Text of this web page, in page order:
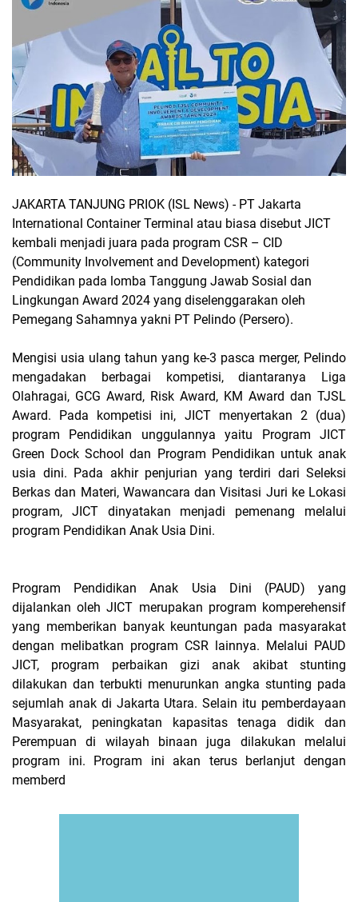
JAKARTA TANJUNG PRIOK (ISL News) - PT Jakarta
International Container Terminal atau biasa disebut JICT
kembali menjadi juara pada program CSR – CID
(Community Involvement and Development) kategori
Pendidikan pada lomba Tanggung Jawab Sosial dan
Lingkungan Award 2024 yang diselenggarakan oleh
Pemegang Sahamnya yakni PT Pelindo (Persero).
Mengisi usia ulang tahun yang ke-3 pasca merger, Pelindo
mengadakan berbagai kompetisi, diantaranya Liga
Olahragai, GCG Award, Risk Award, KM Award dan TJSL
Award. Pada kompetisi ini, JICT menyertakan 2 (dua)
program Pendidikan unggulannya yaitu Program JICT
Green Dock School dan Program Pendidikan untuk anak
usia dini. Pada akhir penjurian yang terdiri dari Seleksi
Berkas dan Materi, Wawancara dan Visitasi Juri ke Lokasi
program, JICT dinyatakan menjadi pemenang melalui
program Pendidikan Anak Usia Dini.
Program Pendidikan Anak Usia Dini (PAUD) yang
dijalankan oleh JICT merupakan program komperehensif
yang memberikan banyak keuntungan pada masyarakat
dengan melibatkan program CSR lainnya. Melalui PAUD
JICT, program perbaikan gizi anak akibat stunting
dilakukan dan terbukti menurunkan angka stunting pada
sejumlah anak di Jakarta Utara. Selain itu pemberdayaan
Masyarakat, peningkatan kapasitas tenaga didik dan
Perempuan di wilayah binaan juga dilakukan melalui
program ini. Program ini akan terus berlanjut dengan
memberd